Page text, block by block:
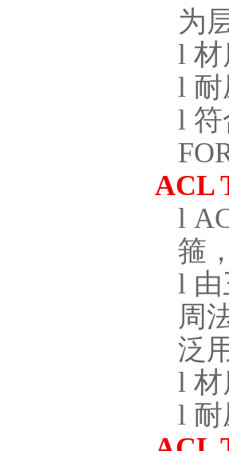
为
l 材
l
l
ACL
l
箍
l
周
泛
l 材
l